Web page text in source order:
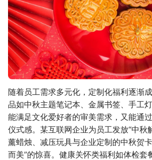
随着员工需求多元化，定制化福利逐渐
品如中秋主题笔记本、金属书签、手工
能满足文化爱好者的审美需求，又能通
仪式感。某互联网企业为员工发放“中秋
薰蜡烛、减压玩具与企业定制的中秋贺
而美”的惊喜。健康关怀类福利如体检套